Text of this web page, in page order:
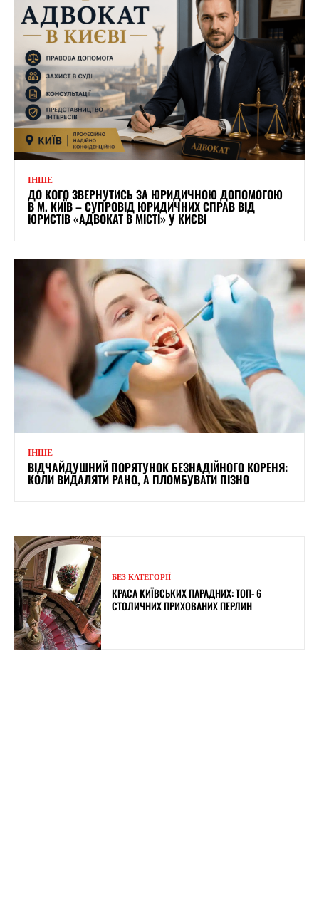
ІНШЕ
ДО КОГО ЗВЕРНУТИСЬ ЗА ЮРИДИЧНОЮ ДОПОМОГОЮ
В М. КИЇВ – СУПРОВІД ЮРИДИЧНИХ СПРАВ ВІД
ЮРИСТІВ «АДВОКАТ В МІСТІ» У КИЄВІ
ІНШЕ
ВІДЧАЙДУШНИЙ ПОРЯТУНОК БЕЗНАДІЙНОГО КОРЕНЯ:
КОЛИ ВИДАЛЯТИ РАНО, А ПЛОМБУВАТИ ПІЗНО
БЕЗ КАТЕГОРІЇ
КРАСА КИЇВСЬКИХ ПАРАДНИХ: ТОП- 6
СТОЛИЧНИХ ПРИХОВАНИХ ПЕРЛИН